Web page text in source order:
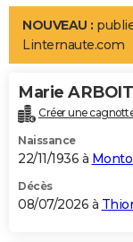
LIFESTYLE
Art de vivre
Bien-être
Loisirs
Mode
Modes de vie
Alimentation
Guide de la santé
Maladies
Médicaments
Sommeil
VOYAGE
Destinations
City break
Voyage nature
Voyage de noces
Forum
Climat
+PHOTO
GUIDES D'ACHAT
BONS PLANS
NOUVEAU :
Linternaute.com
Marie ARBOIT
Créer une
Naissance
22/11/1936 à
Décès
08/07/2026 à